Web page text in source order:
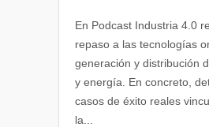
en
la
En Podcast Industria 4.0
repaso a las tecnologías
generación y distribución
y energía. En concreto,
casos de éxito reales
la...